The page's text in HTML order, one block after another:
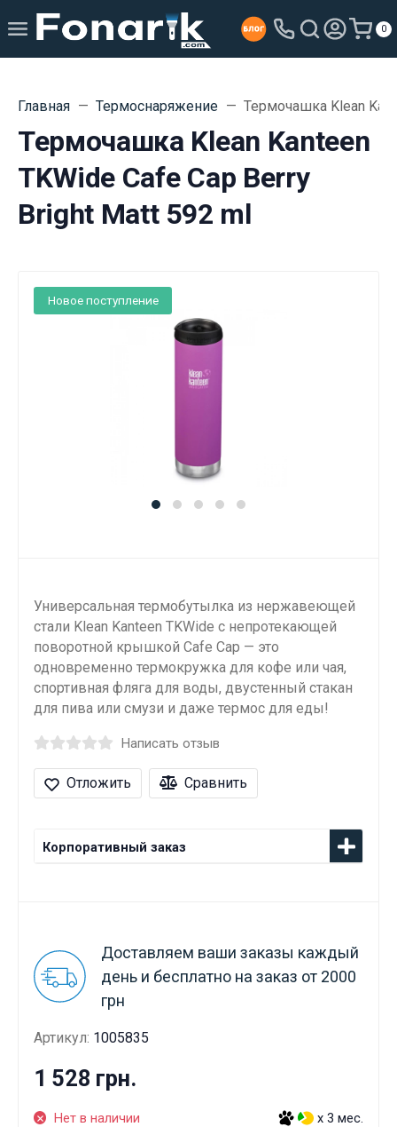
0
Главная Термоснаряжение Термочашка Klean
Термочашка Klean Kanteen
TKWide Cafe Cap Berry
Bright Matt 592 ml
Новое поступление
Универсальная термобутылка из нержавеющей
стали Klean Kanteen TKWide с непротекающей
поворотной крышкой Cafe Cap — это
одновременно термокружка для кофе или чая,
спортивная фляга для воды, двустенный стакан
для пива или смузи и даже термос для еды!
Написать отзыв
Отложить Сравнить
Корпоративный заказ
Доставляем ваши заказы каждый
день и бесплатно на заказ от 2000
грн
Артикул: 1005835
1 528 грн.
Нет в наличии x 3 мес.